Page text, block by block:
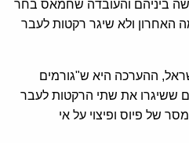
ביניהם והעובדה שחמאס בחר
ולא שיגר רקטות לעבר
ההערכה היא ש"גורמים
ששיגרו את שתי הרקטות לעבר
של פיוס ופיצוי על אי